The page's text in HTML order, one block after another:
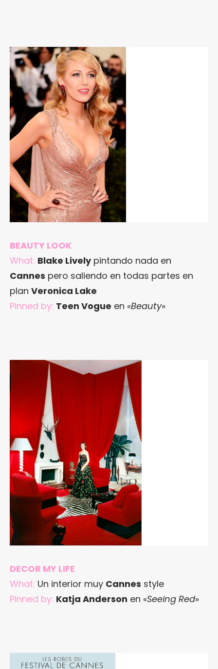
BEAUTY LOOK
What: Blake Livelypintando nada en
Cannes pero saliendo en todas partes en
plan Veronica Lake
Pinned by: Teen Vogue en «Beauty»
DECOR MY LIFE
What: Un interior muy Cannes style
Pinned by: Katja Anderson en «Seeing Red»